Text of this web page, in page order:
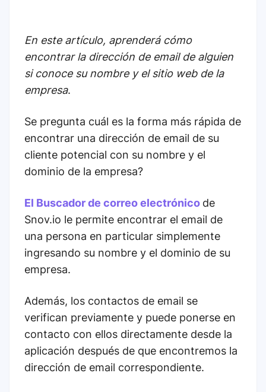
En este artículo, aprenderá cómo
encontrar la dirección de email de alguien
si conoce su nombre y el sitio web de la
empresa.
Se pregunta cuál es la forma más rápida de
encontrar una dirección de email de su
cliente potencial con su nombre y el
dominio de la empresa?
El Buscador de correo electrónico de
Snov.io le permite encontrar el email de
una persona en particular simplemente
ingresando su nombre y el dominio de su
empresa.
Además, los contactos de email se
verifican previamente y puede ponerse en
contacto con ellos directamente desde la
aplicación después de que encontremos la
dirección de email correspondiente.